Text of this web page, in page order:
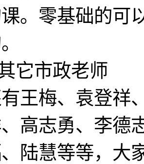
。零基础的可
它市政老师
王梅、袁登祥
高志勇、李德
陆慧等等，大